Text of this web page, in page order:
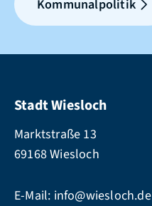
Kommunalpolitik
Stadt Wiesloch
Marktstraße 13
69168 Wiesloch
E-Mail: info@wiesloch.de